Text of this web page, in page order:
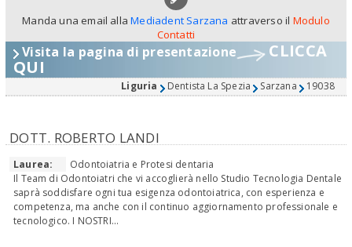
Manda una email allaMediadent Sarzana attraverso il Modulo
Contatti
Visita la pagina di presentazione CLICCA
QUI
Liguria Dentista La Spezia Sarzana 19038
DOTT. ROBERTO LANDI
Laurea:
Odontoiatria e Protesi dentaria
Il Team di Odontoiatri che vi accoglierà nello Studio Tecnologia Dentale
saprà soddisfare ogni tua esigenza odontoiatrica, con esperienza e
competenza, ma anche con il continuo aggiornamento professionale e
tecnologico. I NOSTRI...